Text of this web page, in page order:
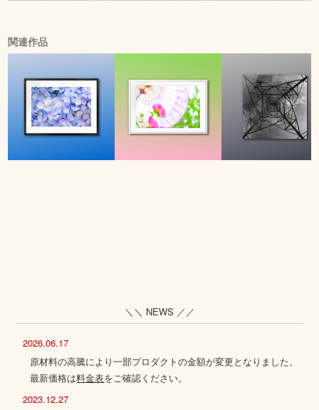
関連作品
＼＼ NEWS ／／
2026.06.17
原材料の高騰により一部プロダクトの金額が変更となりました。
最新価格は料金表をご確認ください。
2023.12.27